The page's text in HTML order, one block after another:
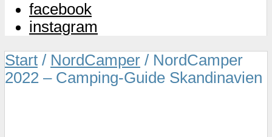
facebook
instagram
Start / NordCamper / NordCamper
2022 – Camping-Guide Skandinavien